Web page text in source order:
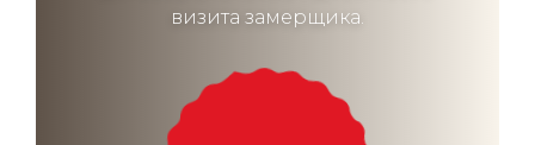
визита замерщика.